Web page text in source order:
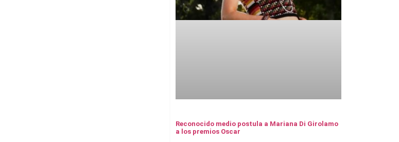
Reconocido medio postula a Mariana Di Girolamo
a los premios Oscar